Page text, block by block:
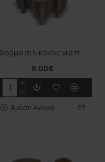
Φόρμα σιλικόνης για παγωτό "Misty" 14.5cm
8.00€
Άμεση Αγορά